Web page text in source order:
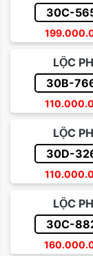
Lộc phát
Sảnh rồng
Sắp xếp
Sắp xếp
Sắp xếp
30C-
LỘC
30B-
LỘC
30D-
LỘC
30C-